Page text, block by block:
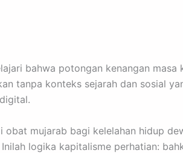
bahwa potongan kenangan masa
tanpa konteks sejarah dan sosial
mujarab bagi kelelahan hidup
logika kapitalisme perhatian: